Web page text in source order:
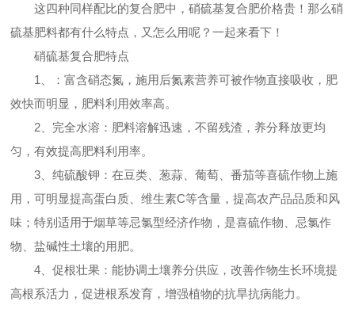
这四种同样配比的复合肥中，硝硫基复合肥价格贵！那么硝
硫基肥料都有什么特点，又怎么用呢？一起来看下！
硝硫基复合肥特点
1、：富含硝态氮，施用后氮素营养可被作物直接吸收，肥
效快而明显，肥料利用效率高。
2、完全水溶：肥料溶解迅速，不留残渣，养分释放更均
匀，有效提高肥料利用率。
3、纯硫酸钾：在豆类、葱蒜、葡萄、番茄等喜硫作物上施
用，可明显提高蛋白质、维生素C等含量，提高农产品品质和风
味；特别适用于烟草等忌氯型经济作物，是喜硫作物、忌氯作
物、盐碱性土壤的用肥。
4、促根壮果：能协调土壤养分供应，改善作物生长环境提
高根系活力，促进根系发育，增强植物的抗旱抗病能力。